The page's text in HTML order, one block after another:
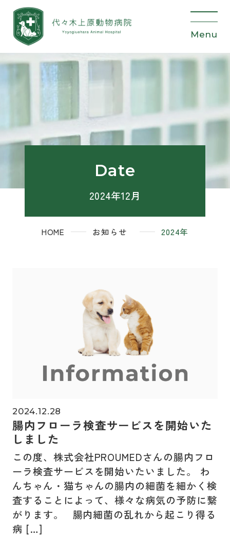
2024年12月
Date
HOME お知らせ 2024年
2024.12.28
腸内フローラ検査サービスを開始いた
しました
この度、株式会社PROUMEDさんの腸内フロ
ーラ検査サービスを開始いたいました。 わ
んちゃん・猫ちゃんの腸内の細菌を細かく検
査することによって、様々な病気の予防に繋
がります。 腸内細菌の乱れから起こり得る
病 […]